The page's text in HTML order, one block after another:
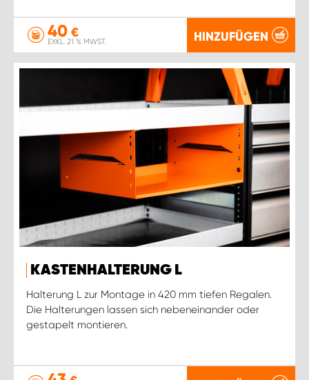
40 €
EXKL. 21 % MWST. HINZUFÜGEN
KASTENHALTERUNG L
Halterung L zur Montage in 420 mm tiefen Regalen.
Die Halterungen lassen sich nebeneinander oder
gestapelt montieren.